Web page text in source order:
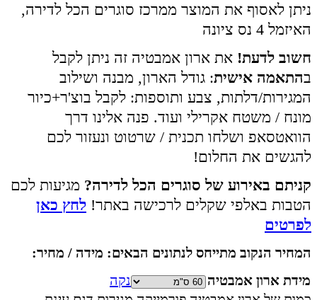
ניתן לאסוף את המוצר ממרכז סוגרים הכל לדירה,
האיזמל 4 נס ציונה
חשוב לדעת! את ארון אמבטיה זה ניתן לקבל
בהתאמה אישית: גודל הארון, מבנה ושילוב
המגירות/דלתות, צבע ותוספות: לקבל בוצ'ר+כיור
מונח / משטח אקרילי ועוד. פנה אלינו דרך
הוואטסאפ ושלחו תכנית / שרטוט ונעזור לכם
להגשים את החלום!
קניתם באירוע של סוגרים הכל לדירה? מגיעות לכם
הטבות באלפי שקלים לרכישה באתר! לחץ כאן
לפרטים
המחיר הנקוב מתייחס לנתונים הבאים: מידה / מחיר:
מידת ארון אמבטיה
נקה